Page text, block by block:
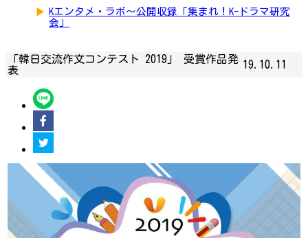
▶ Kエンタメ・ラボ～公開収録「集まれ！K-ドラマ研究
会」
「韓日交流作文コンテスト 2019」 受賞作品発
表
19.10.11